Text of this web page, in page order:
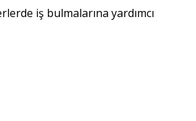
iş bulmalarına yardımcı